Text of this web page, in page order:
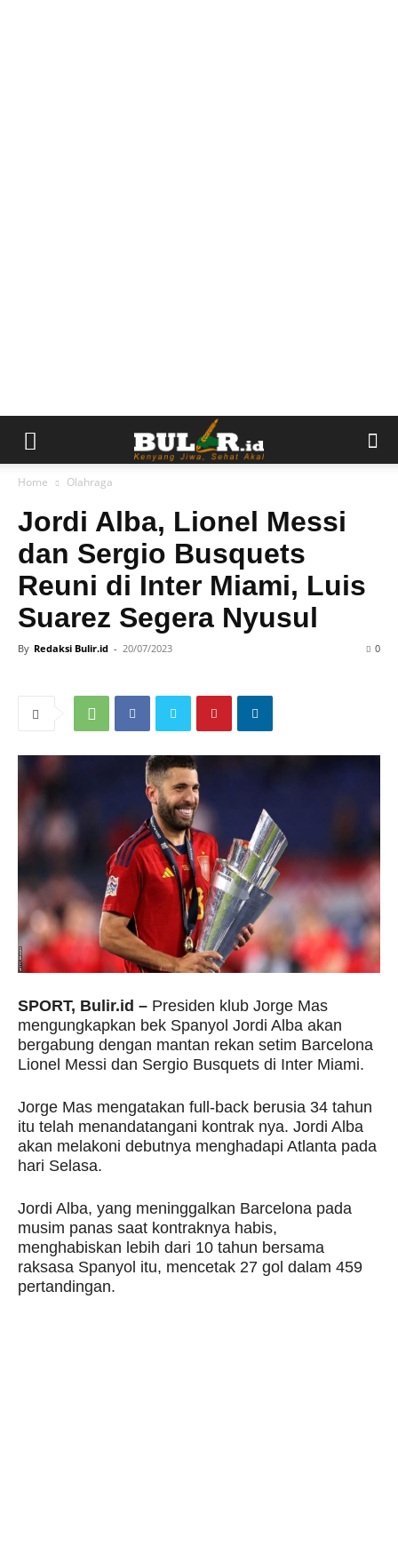
Home Olahraga
Jordi Alba, Lionel Messi
dan Sergio Busquets
Reuni di Inter Miami, Luis
Suarez Segera Nyusul
By Redaksi Bulir.id - 20/07/2023 0
SPORT, Bulir.id – Presiden klub Jorge Mas
mengungkapkan bek Spanyol Jordi Alba akan
bergabung dengan mantan rekan setim Barcelona
Lionel Messi dan Sergio Busquets di Inter Miami.
Jorge Mas mengatakan full-back berusia 34 tahun
itu telah menandatangani kontrak nya. Jordi Alba
akan melakoni debutnya menghadapi Atlanta pada
hari Selasa.
Jordi Alba, yang meninggalkan Barcelona pada
musim panas saat kontraknya habis,
menghabiskan lebih dari 10 tahun bersama
raksasa Spanyol itu, mencetak 27 gol dalam 459
pertandingan.